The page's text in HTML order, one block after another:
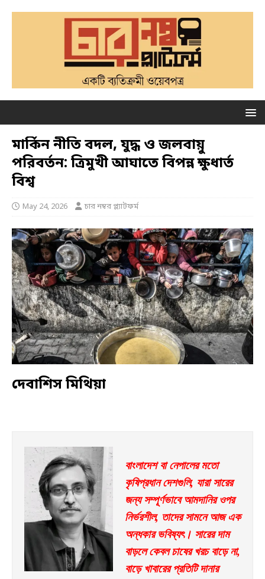
মার্কিন নীতি বদল, যুদ্ধ ও জলবায়ু
পরিবর্তন: ত্রিমুখী আঘাতে বিপন্ন ক্ষুধার্ত
বিশ্ব
May 24, 2026 চার নম্বর প্ল্যাটফর্ম
দেবাশিস মিথিয়া
বাংলাদেশ বা নেপালের মতো
কৃষিপ্রধান দেশগুলি, যারা সারের
জন্য সম্পূর্ণভাবে আমদানির ওপর
নির্ভরশীল, তাদের সামনে আজ এক
অন্ধকার ভবিষ্যৎ। সারের দাম
বাড়লে কেবল চাষের খরচ বাড়ে না,
বাড়ে খাবারের প্রতিটি দানার